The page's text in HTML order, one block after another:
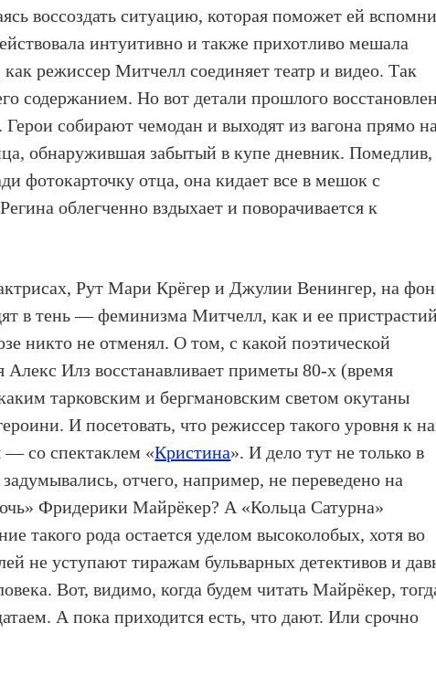
воссоздать ситуацию, которая поможет ей
интуитивно и также прихотливо мешала
режиссер Митчелл соединяет театр и видео. Так
содержанием. Но вот детали прошлого
собирают чемодан и выходят из вагона прямо на
обнаружившая забытый в купе дневник. Помедлив,
фотокарточку отца, она кидает все в мешок с
облегченно вздыхает и поворачивается к
Рут Мари Крёгер и Джулии Венингер, на
в тень — феминизма Митчелл, как и ее
никто не отменял. О том, с какой поэтической
Алекс Илз восстанавливает приметы 80-х (время
тарковским и бергмановским светом окутаны
И посетовать, что режиссер такого уровня к
со спектаклем «Кристина». И дело тут не только в
отчего, например, не переведено на
Фридерики Майрёкер? А «Кольца Сатурна»
такого рода остается уделом высоколобых, хотя во
не уступают тиражам бульварных детективов и
Вот, видимо, когда будем читать Майрёкер,
А пока приходится есть, что дают. Или срочно